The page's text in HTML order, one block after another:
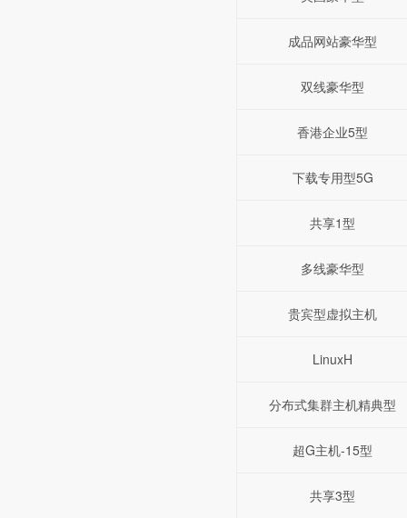
成品网站豪华型
双线豪华型
香港企业5型
下载专用型5G
共享1型
多线豪华型
贵宾型虚拟主机
LinuxH
分布式集群主机精典型
超G主机-15型
共享3型